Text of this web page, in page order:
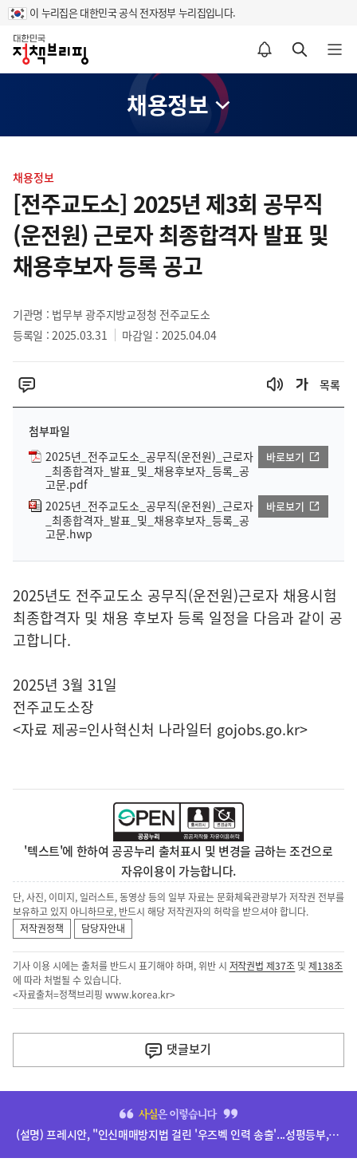
이 누리집은 대한민국 공식 전자정부 누리집입니다.
홈
알림설정 바로가기 검색 바로가기 메뉴 열기
채용정보
텐
츠
영
역
채용정보
[전주교도소] 2025년 제3회 공무직
(운전원) 근로자 최종합격자 발표 및
채용후보자 등록 공고
기관명 : 법무부 광주지방교정청 전주교도소
등록일 : 2025.03.31
마감일 : 2025.04.04
목록
첨부파일
2025년_전주교도소_공무직(운전원)_근로자
_최종합격자_발표_및_채용후보자_등록_공
고문.pdf
바로보기
2025년_전주교도소_공무직(운전원)_근로자
_최종합격자_발표_및_채용후보자_등록_공
고문.hwp
바로보기
2025년도 전주교도소 공무직(운전원)근로자 채용시험
최종합격자 및 채용 후보자 등록 일정을 다음과 같이 공
고합니다.
2025년 3월 31일
전주교도소장
<자료 제공=인사혁신처 나라일터 gojobs.go.kr>
'텍스트'에 한하여 공공누리 출처표시 및 변경을 금하는 조건으로
자유이용이 가능합니다.
단, 사진, 이미지, 일러스트, 동영상 등의 일부 자료는 문화체육관광부가 저작권 전부를
보유하고 있지 아니하므로, 반드시 해당 저작권자의 허락을 받으셔야 합니다.
저작권정책
담당자안내
기사 이용 시에는 출처를 반드시 표기해야 하며, 위반 시 저작권법 제37조 및제138조
에 따라 처벌될 수 있습니다.
<자료출처=정책브리핑 www.korea.kr>
다
음
기
사
댓글보기
배
(설명) 프레시안, "인신매매방지법 걸린 '우즈벡 인력 송출'...성평등부,노동·법무부에 개선 요청" 관련